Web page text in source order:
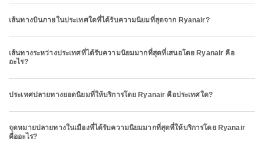
เส้นทางบินภายในประเทศใดที่ได้รับความนิยมที่สุดจาก Ryanair?
เส้นทางระหว่างประเทศที่ได้รับความนิยมมากที่สุดที่เสนอโดย Ryanair คือ
อะไร?
ประเทศปลายทางยอดนิยมที่ให้บริการโดย Ryanair คือประเทศใด?
จุดหมายปลายทางในเมืองที่ได้รับความนิยมมากที่สุดที่ให้บริการโดย Ryanair
คืออะไร?